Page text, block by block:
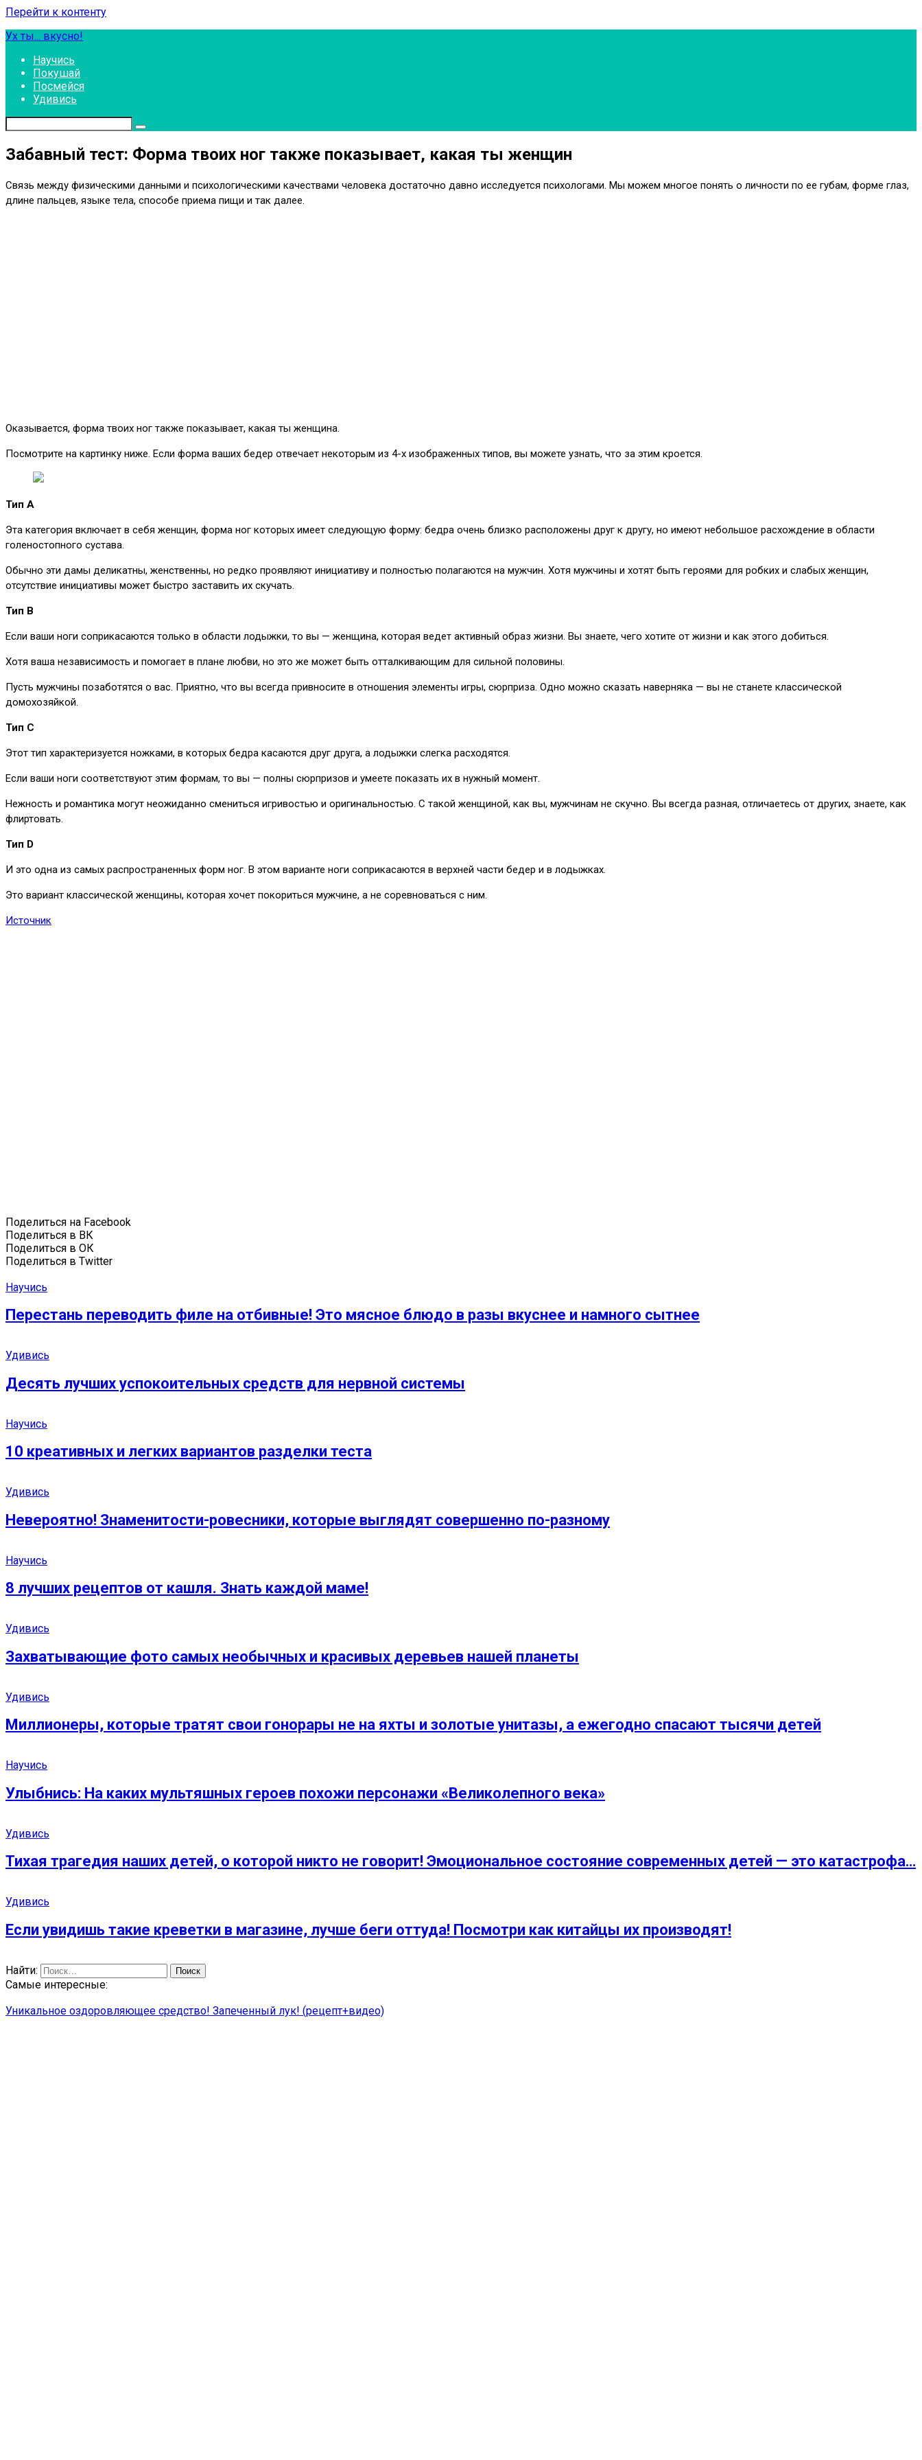
Перейти к контенту
Ух ты... вкусно!
Научись
Покушай
Посмейся
Удивись
Забавный тест: Форма твоих ног также показывает, какая ты женщин
Связь между физическими данными и психологическими качествами человека достаточно давно исследуется психологами. Мы можем многое понять о личности по ее губам, форме глаз,
длине пальцев, языке тела, способе приема пищи и так далее.
Оказывается, форма твоих ног также показывает, какая ты женщина.
Посмотрите на картинку ниже. Если форма ваших бедер отвечает некоторым из 4-х изображенных типов, вы можете узнать, что за этим кроется.
Тип A
Эта категория включает в себя женщин, форма ног которых имеет следующую форму: бедра очень близко расположены друг к другу, но имеют небольшое расхождение в области
голеностопного сустава.
Обычно эти дамы деликатны, женственны, но редко проявляют инициативу и полностью полагаются на мужчин. Хотя мужчины и хотят быть героями для робких и слабых женщин,
отсутствие инициативы может быстро заставить их скучать.
Тип B
Если ваши ноги соприкасаются только в области лодыжки, то вы — женщина, которая ведет активный образ жизни. Вы знаете, чего хотите от жизни и как этого добиться.
Хотя ваша независимость и помогает в плане любви, но это же может быть отталкивающим для сильной половины.
Пусть мужчины позаботятся о вас. Приятно, что вы всегда привносите в отношения элементы игры, сюрприза. Одно можно сказать наверняка — вы не станете классической
домохозяйкой.
Тип C
Этот тип характеризуется ножками, в которых бедра касаются друг друга, а лодыжки слегка расходятся.
Если ваши ноги соответствуют этим формам, то вы — полны сюрпризов и умеете показать их в нужный момент.
Нежность и романтика могут неожиданно смениться игривостью и оригинальностью. С такой женщиной, как вы, мужчинам не скучно. Вы всегда разная, отличаетесь от других, знаете, как
флиртовать.
Тип D
И это одна из самых распространенных форм ног. В этом варианте ноги соприкасаются в верхней части бедер и в лодыжках.
Это вариант классической женщины, которая хочет покориться мужчине, а не соревноваться с ним.
Источник
Поделиться на Facebook
Поделиться в ВК
Поделиться в ОК
Поделиться в Twitter
Научись
Перестань переводить филе на отбивные! Это мясное блюдо в разы вкуснее и намного сытнее
Удивись
Десять лучших успокоительных средств для нервной системы
Научись
10 креативных и легких вариантов разделки теста
Удивись
Невероятно! Знаменитости-ровесники, которые выглядят совершенно по-разному
Научись
8 лучших рецептов от кашля. Знать каждой маме!
Удивись
Захватывающие фото самых необычных и красивых деревьев нашей планеты
Удивись
Миллионеры, которые тратят свои гонорары не на яхты и золотые унитазы, а ежегодно спасают тысячи детей
Научись
Улыбнись: На каких мультяшных героев похожи персонажи «Великолепного века»
Удивись
Тихая трагедия наших детей, о которой никто не говорит! Эмоциональное состояние современных детей — это катастрофа…
Удивись
Если увидишь такие креветки в магазине, лучше беги оттуда! Посмотри как китайцы их производят!
Найти:
Самые интересные:
Уникальное оздоровляющее средство! Запеченный лук! (рецепт+видео)